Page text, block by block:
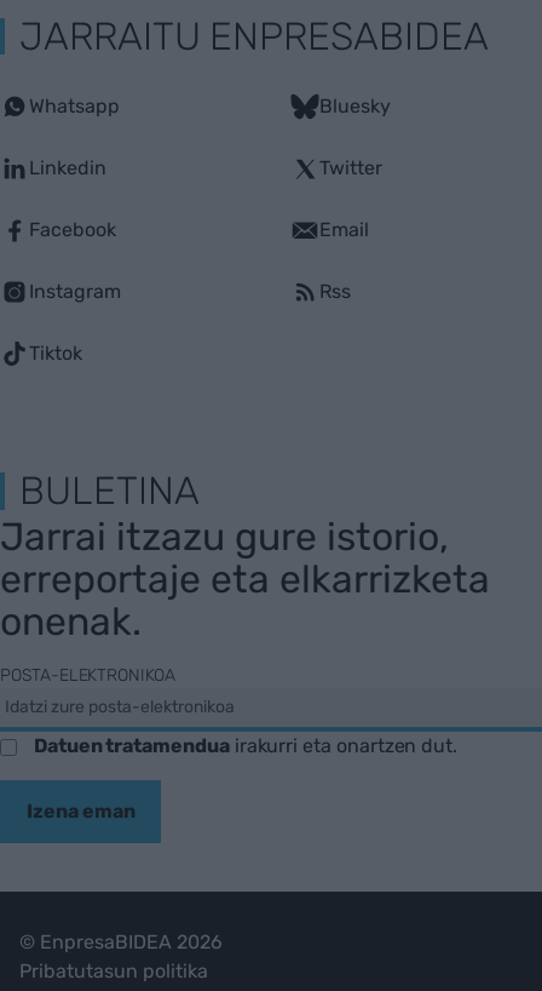
JARRAITU ENPRESABIDEA
Whatsapp
Linkedin
Facebook
Instagram
Tiktok
Bluesky
Twitter
Email
Rss
BULETINA
Jarrai itzazu gure istorio,
erreportaje eta elkarrizketa
onenak.
POSTA-ELEKTRONIKOA
Datuen tratamenduairakurri eta onartzen dut.
Izena eman
© EnpresaBIDEA 2026
Pribatutasun politika